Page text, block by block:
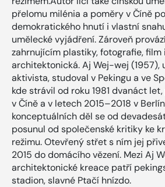
přelomu milénia a poměry v Číně
demokratického hnutí i vlastní
umělecké vyjádření. Zároveň
zahrnujícím plastiky, fotografie, film
architektonická. Aj Wej-wej (1957),
aktivista, studoval v Pekingu a ve
kde strávil od roku 1981 dvanáct
v Číně a v letech 2015–2018 v
konceptuálních děl se od
posunul od společenské kritiky ke
režimu. Otevřený střet s ním jej
2015 do domácího vězení. Mezi Aj
architektonické kreace patří
stadion, slavné Ptačí hnízdo.